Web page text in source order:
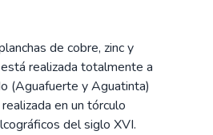
de cobre, zinc y
realizada totalmente a
(Aguafuerte y Aguatinta)
en un tórculo
del siglo XVI.